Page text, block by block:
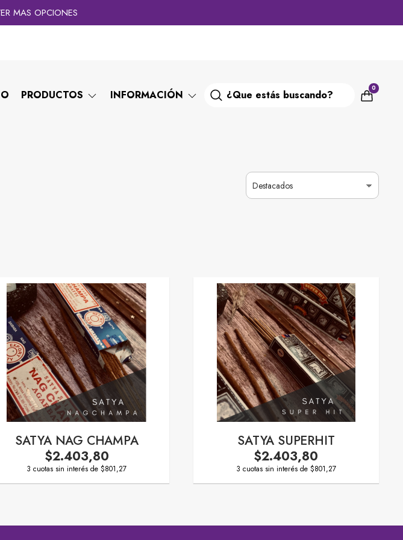
MAS OPCIONES
PRODUCTOS INFORMACIÓN 0
SATYA NAG CHAMPA
$2.403,80
3 cuotas sin interés de $801,27
SATYA SUPERHIT
$2.403,80
3 cuotas sin interés de $801,27